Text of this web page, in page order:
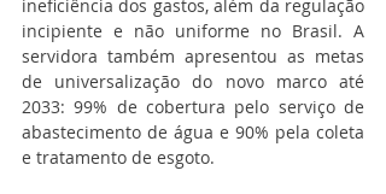
ineficiência dos gastos, além da regulação
incipiente e não uniforme no Brasil. A
servidora também apresentou as metas
de universalização do novo marco até
2033: 99% de cobertura pelo serviço de
abastecimento de água e 90% pela coleta
e tratamento de esgoto.